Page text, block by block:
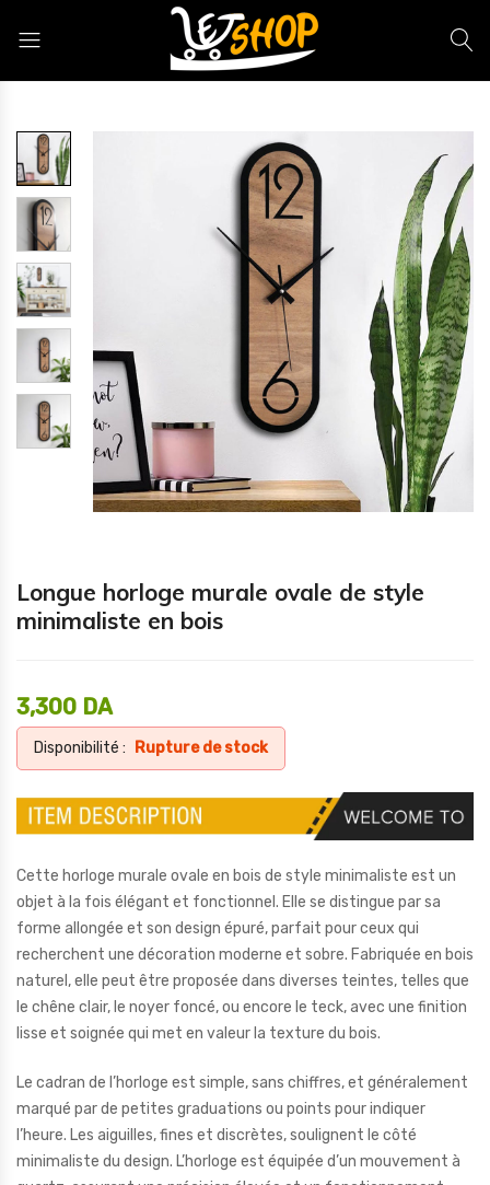
Longue horloge murale ovale de style
minimaliste en bois
3,300 DA
Disponibilité : Rupture de stock
Cette horloge murale ovale en bois de style minimaliste est un
objet à la fois élégant et fonctionnel. Elle se distingue par sa
forme allongée et son design épuré, parfait pour ceux qui
recherchent une décoration moderne et sobre. Fabriquée en bois
naturel, elle peut être proposée dans diverses teintes, telles que
le chêne clair, le noyer foncé, ou encore le teck, avec une finition
lisse et soignée qui met en valeur la texture du bois.
Le cadran de l’horloge est simple, sans chiffres, et généralement
marqué par de petites graduations ou points pour indiquer
l’heure. Les aiguilles, fines et discrètes, soulignent le côté
minimaliste du design. L’horloge est équipée d’un mouvement à